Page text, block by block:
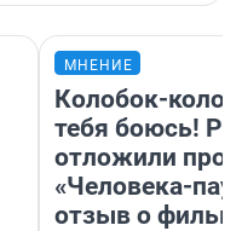
МНЕНИЕ
Колобок-
тебя боюсь!
отложили
«Человека-
отзыв о